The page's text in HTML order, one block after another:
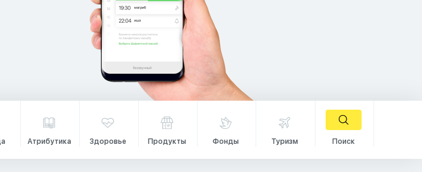
Атрибутика Здоровье Продукты Фонды Туризм Поиск